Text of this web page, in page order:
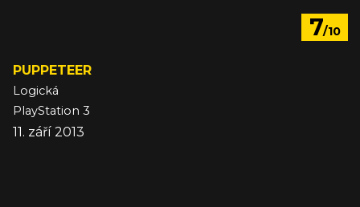
7/10
PUPPETEER
Logická
PlayStation 3
11. září 2013